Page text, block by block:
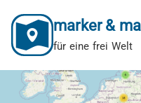
Inhalt
springen
marker &
für eine frei Welt